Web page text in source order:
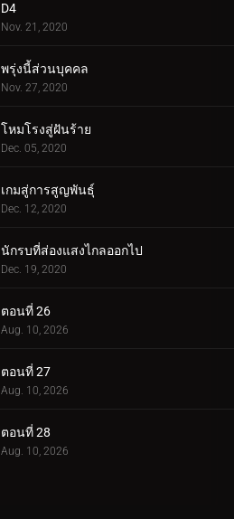
D4
Nov. 21, 2020
พรุ่งนี้ส่วนบุคคล
Nov. 27, 2020
โหมโรงสู่ฝันร้าย
Dec. 05, 2020
เกมสู่การสูญพันธุ์
Dec. 12, 2020
นักรบที่ส่องแสงไกลออกไป
Dec. 19, 2020
ตอนที่ 26
Aug. 10, 2026
ตอนที่ 27
Aug. 10, 2026
ตอนที่ 28
Aug. 10, 2026